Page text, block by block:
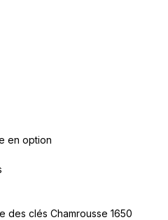
en option
des clés Chamrousse 1650